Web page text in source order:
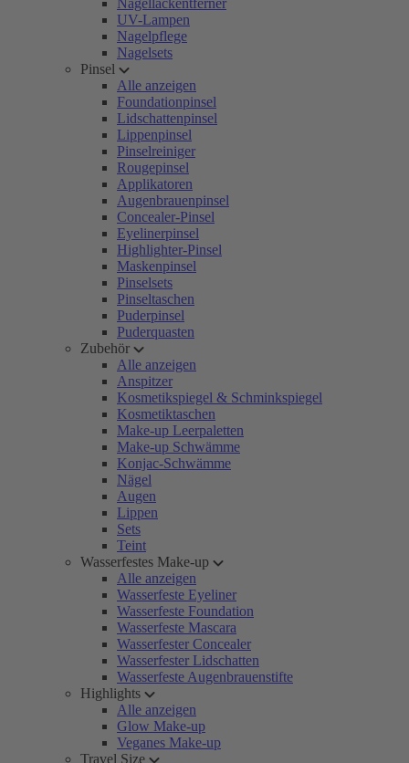
Nagellackentferner
UV-Lampen
Nagelpflege
Nagelsets
Pinsel
Alle anzeigen
Foundationpinsel
Lidschattenpinsel
Lippenpinsel
Pinselreiniger
Rougepinsel
Applikatoren
Augenbrauenpinsel
Concealer-Pinsel
Eyelinerpinsel
Highlighter-Pinsel
Maskenpinsel
Pinselsets
Pinseltaschen
Puderpinsel
Puderquasten
Zubehör
Alle anzeigen
Anspitzer
Kosmetikspiegel & Schminkspiegel
Kosmetiktaschen
Make-up Leerpaletten
Make-up Schwämme
Konjac-Schwämme
Nägel
Augen
Lippen
Sets
Teint
Wasserfestes Make-up
Alle anzeigen
Wasserfeste Eyeliner
Wasserfeste Foundation
Wasserfeste Mascara
Wasserfester Concealer
Wasserfester Lidschatten
Wasserfeste Augenbrauenstifte
Highlights
Alle anzeigen
Glow Make-up
Veganes Make-up
Travel Size